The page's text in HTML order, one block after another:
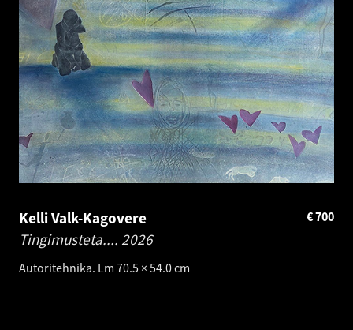
Kelli Valk-Kagovere
Tingimusteta.... 2026
Autoritehnika. Lm 70.5 × 54.0 cm
700
€